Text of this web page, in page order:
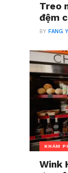
Treo
đệm
BYFANG
KHÁM
Wink